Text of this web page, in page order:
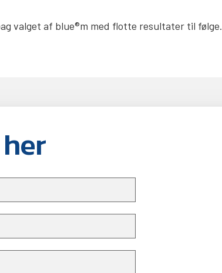
valget af blue®m med flotte resultater til følge.